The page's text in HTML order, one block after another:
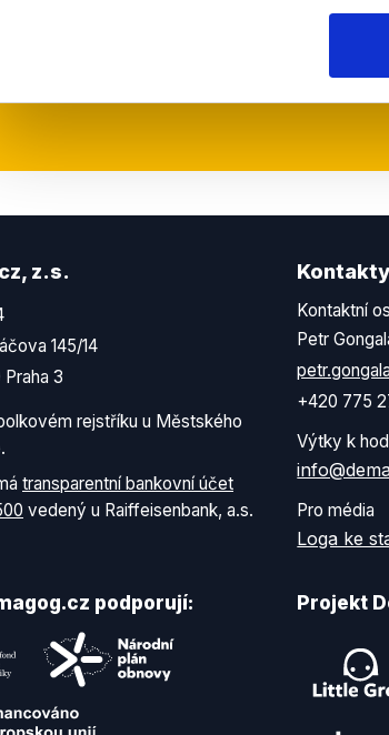
šíří.
WhatsApp
z.s.
145/14
3
rejstříku u Městského
transparentní bankovní účet
vedený u Raiffeisenbank, a.s.
Kontakty
Kontaktní
Petr
+420 775
Výtky k
Pro média
Loga ke
podporují: Projekt